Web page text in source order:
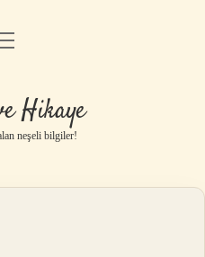
Uyarı
Hikaye
neşeli bilgiler!